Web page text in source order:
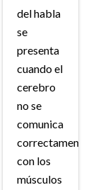
del habla
se
presenta
cuando el
cerebro
no se
comunica
correctamente
con los
músculos